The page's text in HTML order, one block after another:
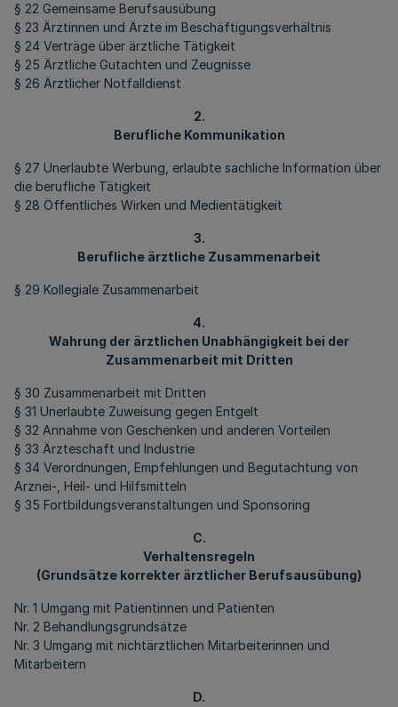
§ 22 Gemeinsame Berufsausübung
§ 23 Ärztinnen und Ärzte im Beschäftigungsverhältnis
§ 24 Verträge über ärztliche Tätigkeit
§ 25 Ärztliche Gutachten und Zeugnisse
§ 26 Ärztlicher Notfalldienst
2.
Berufliche Kommunikation
§ 27 Unerlaubte Werbung, erlaubte sachliche Information über
die berufliche Tätigkeit
§ 28 Öffentliches Wirken und Medientätigkeit
3.
Berufliche ärztliche Zusammenarbeit
§ 29 Kollegiale Zusammenarbeit
4.
Wahrung der ärztlichen Unabhängigkeit bei der
Zusammenarbeit mit Dritten
§ 30 Zusammenarbeit mit Dritten
§ 31 Unerlaubte Zuweisung gegen Entgelt
§ 32 Annahme von Geschenken und anderen Vorteilen
§ 33 Ärzteschaft und Industrie
§ 34 Verordnungen, Empfehlungen und Begutachtung von
Arznei-, Heil- und Hilfsmitteln
§ 35 Fortbildungsveranstaltungen und Sponsoring
C.
Verhaltensregeln
(Grundsätze korrekter ärztlicher Berufsausübung)
Nr. 1 Umgang mit Patientinnen und Patienten
Nr. 2 Behandlungsgrundsätze
Nr. 3 Umgang mit nichtärztlichen Mitarbeiterinnen und
Mitarbeitern
D.